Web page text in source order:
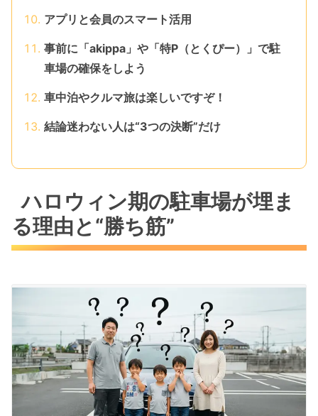
アプリと会員のスマート活用
事前に「akippa」や「特P（とくぴー）」で駐
車場の確保をしよう
車中泊やクルマ旅は楽しいですぞ！
結論迷わない人は“3つの決断”だけ
ハロウィン期の駐車場が埋ま
る理由と“勝ち筋”